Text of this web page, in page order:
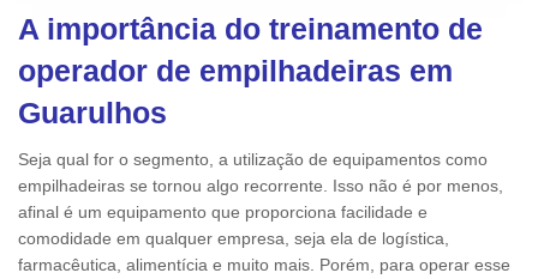
A importância do treinamento de
operador de empilhadeiras em
Guarulhos
Seja qual for o segmento, a utilização de equipamentos como
empilhadeiras se tornou algo recorrente. Isso não é por menos,
afinal é um equipamento que proporciona facilidade e
comodidade em qualquer empresa, seja ela de logística,
farmacêutica, alimentícia e muito mais. Porém, para operar esse